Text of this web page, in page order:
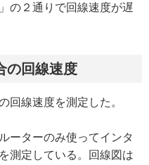
の２通りで回線速度が遅
の回線速度
回線速度を測定した。
ーターのみ使ってインタ
測定している。回線図は